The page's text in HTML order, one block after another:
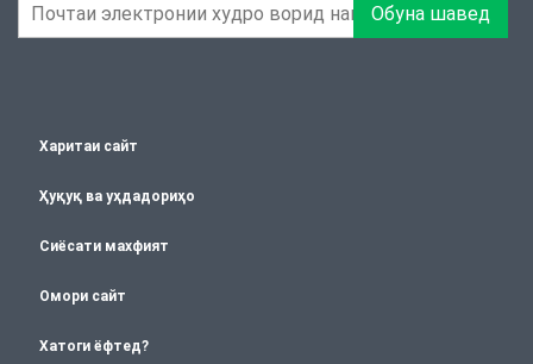
Обуна шавед
Харитаи сайт
Ҳуқуқ ва уҳдадориҳо
Сиёсати махфият
Омори сайт
Хатоги ёфтед?